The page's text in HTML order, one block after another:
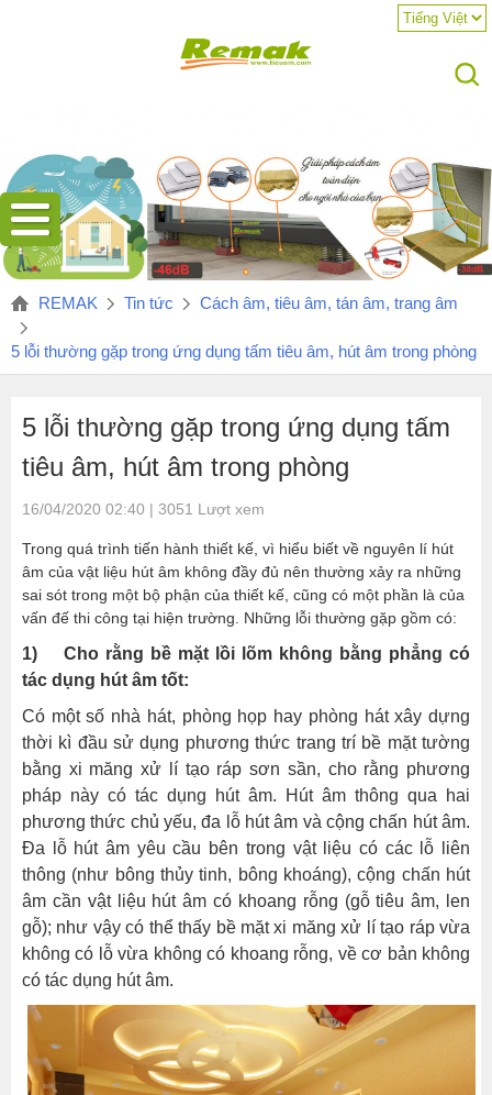
REMAK Tin tức Cách âm, tiêu âm, tán âm, trang âm
5 lỗi thường gặp trong ứng dụng tấm tiêu âm, hút âm trong phòng
5 lỗi thường gặp trong ứng dụng tấm
tiêu âm, hút âm trong phòng
16/04/2020 02:40 | 3051 Lượt xem
Trong quá trình tiến hành thiết kế, vì hiểu biết về nguyên lí hút
âm của vật liệu hút âm không đầy đủ nên thường xảy ra những
sai sót trong một bộ phận của thiết kế, cũng có một phần là của
vấn đế thi công tại hiện trường. Những lỗi thường gặp gồm có:
Hotline:
1) Cho rằng bề mặt lồi lõm không bằng phẳng có
tác dụng hút âm tốt:
Có một số nhà hát, phòng họp hay phòng hát xây dựng
thời kì đầu sử dụng phương thức trang trí bề mặt tường
bằng xi măng xử lí tạo ráp sơn sần, cho rằng phương
pháp này có tác dụng hút âm. Hút âm thông qua hai
phương thức chủ yếu, đa lỗ hút âm và cộng chấn hút âm.
Đa lỗ hút âm yêu cầu bên trong vật liệu có các lỗ liên
thông (như bông thủy tinh, bông khoáng), cộng chấn hút
âm cần vật liệu hút âm có khoang rỗng (gỗ tiêu âm, len
gỗ); như vậy có thể thấy bề mặt xi măng xử lí tạo ráp vừa
không có lỗ vừa không có khoang rỗng, về cơ bản không
có tác dụng hút âm.